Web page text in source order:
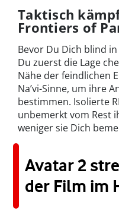
Taktisch
Frontiers of
Bevor Du Dich blind
Du zuerst die Lage
Nähe der feindlichen
Na’vi-Sinne, um ihre
bestimmen. Isolierte
unbemerkt vom Rest
weniger sie Dich
Avatar 2
der Film im